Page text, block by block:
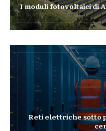
I moduli fotovoltaici di
Reti elettriche sotto